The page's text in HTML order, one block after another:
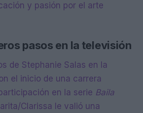
y pasión por el arte
pasos en la televisión
de Stephanie Salas en la
el inicio de una carrera
en la serie Baila
Clarissa le valió una